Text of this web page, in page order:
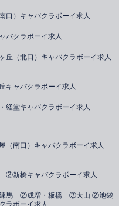
口）キャバクラボーイ求人
バクラボーイ求人
丘（北口）キャバクラボーイ求人
キャバクラボーイ求人
経堂キャバクラボーイ求人
（南口）キャバクラボーイ求人
新橋キャバクラボーイ求人
馬 ②成増・板橋 ③大山 ②池袋
ラボーイ求人